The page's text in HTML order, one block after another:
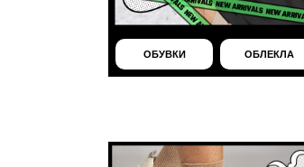
ОБУВКИ ОБЛЕКЛА